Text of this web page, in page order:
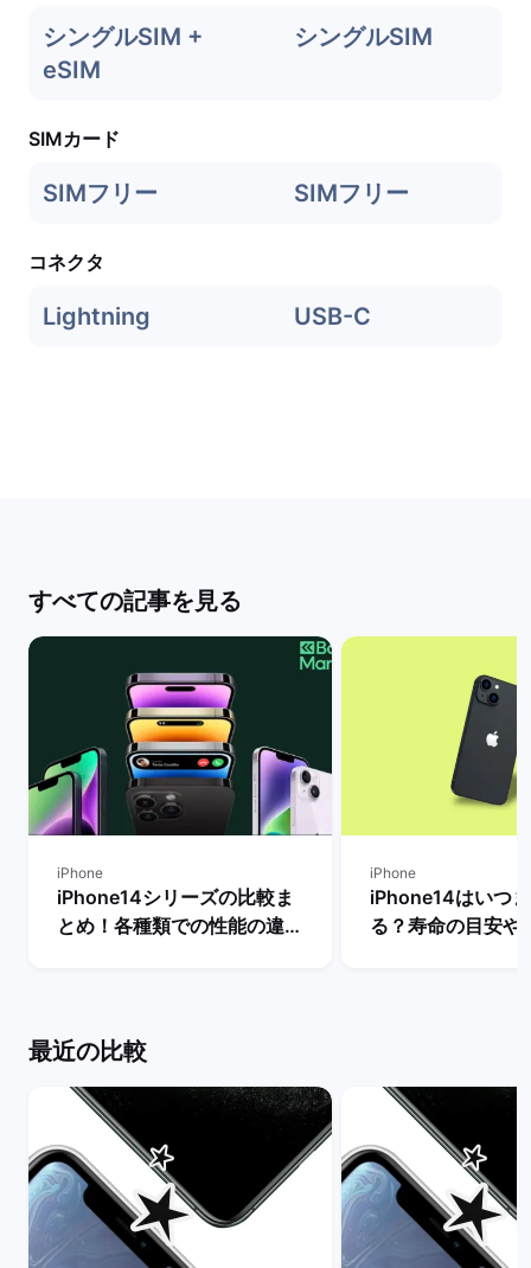
シングルSIM +
eSIM
シングルSIM
SIMカード
SIMフリー SIMフリー
コネクタ
Lightning USB-C
すべての記事を見る
iPhone
iPhone14シリーズの比較ま
とめ！各種類での性能の違い
iPhone
iPhone14はいつ
る？寿命の目安や
最近の比較